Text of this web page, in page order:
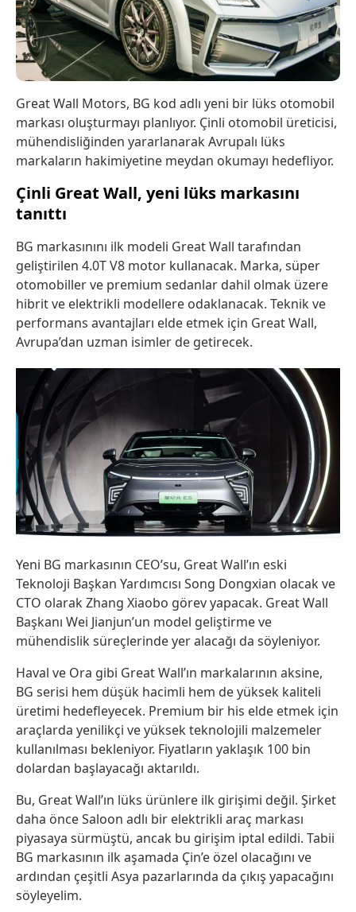
Great Wall Motors, BG kod adlı yeni bir lüks otomobil
markası oluşturmayı planlıyor. Çinli otomobil üreticisi,
mühendisliğinden yararlanarak Avrupalı lüks
markaların hakimiyetine meydan okumayı hedefliyor.
Çinli Great Wall, yeni lüks markasını
tanıttı
BG markasınını ilk modeli Great Wall tarafından
geliştirilen 4.0T V8 motor kullanacak. Marka, süper
otomobiller ve premium sedanlar dahil olmak üzere
hibrit ve elektrikli modellere odaklanacak. Teknik ve
performans avantajları elde etmek için Great Wall,
Avrupa’dan uzman isimler de getirecek.
Yeni BG markasının CEO’su, Great Wall’ın eski
Teknoloji Başkan Yardımcısı Song Dongxian olacak ve
CTO olarak Zhang Xiaobo görev yapacak. Great Wall
Başkanı Wei Jianjun’un model geliştirme ve
mühendislik süreçlerinde yer alacağı da söyleniyor.
Haval ve Ora gibi Great Wall’ın markalarının aksine,
BG serisi hem düşük hacimli hem de yüksek kaliteli
üretimi hedefleyecek. Premium bir his elde etmek için
araçlarda yenilikçi ve yüksek teknolojili malzemeler
kullanılması bekleniyor. Fiyatların yaklaşık 100 bin
dolardan başlayacağı aktarıldı.
Bu, Great Wall’ın lüks ürünlere ilk girişimi değil. Şirket
daha önce Saloon adlı bir elektrikli araç markası
piyasaya sürmüştü, ancak bu girişim iptal edildi. Tabii
BG markasının ilk aşamada Çin’e özel olacağını ve
ardından çeşitli Asya pazarlarında da çıkış yapacağını
söyleyelim.